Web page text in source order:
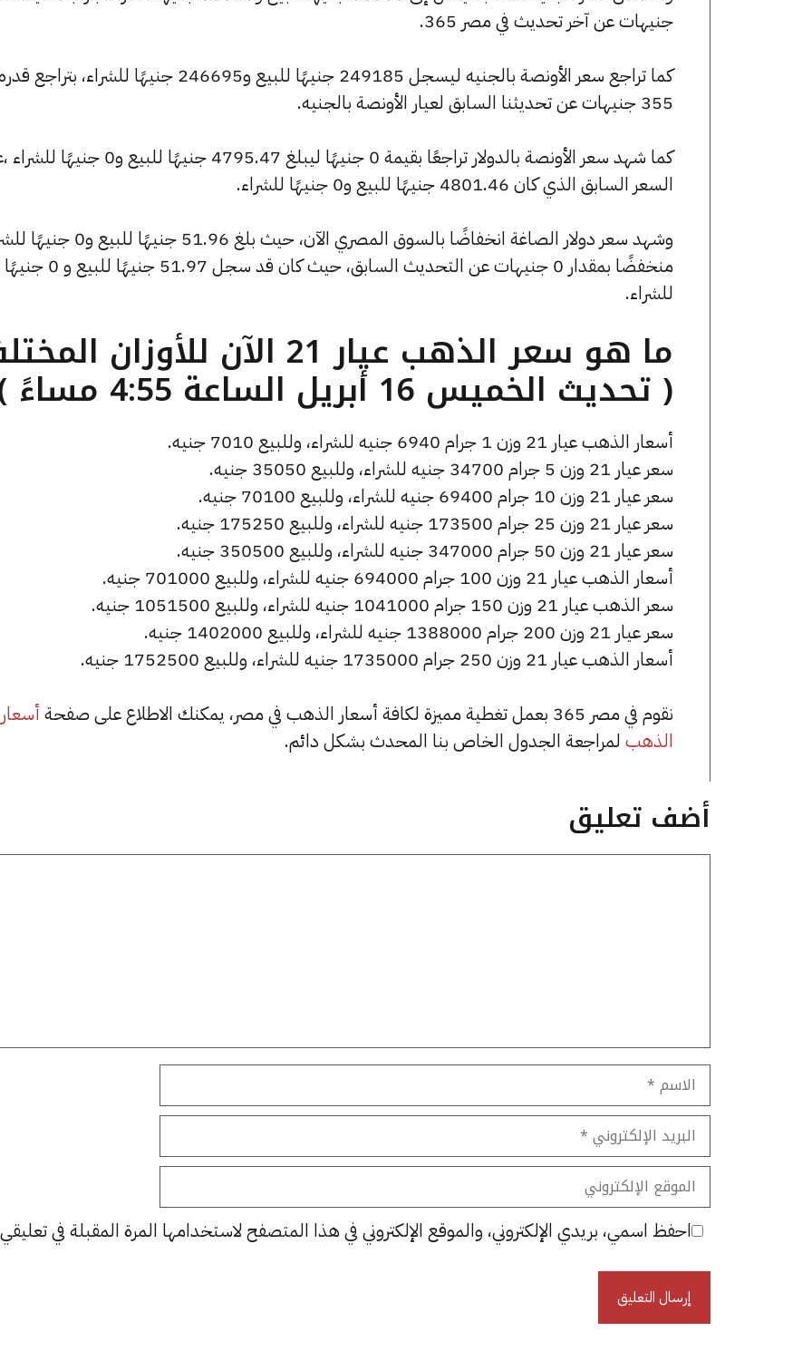
جنيهات عن آخر تحديث في مصر 365.
كما تراجع سعر الأونصة بالجنيه ليسجل 249185 جنيهًا للبيع و246695 جنيهًا للشراء، بتراجع
355 جنيهات عن تحديثنا السابق لعيار الأونصة بالجنيه.
كما شهد سعر الأونصة بالدولار تراجعًا بقيمة 0 جنيهًا ليبلغ 4795.47 جنيهًا للبيع
السعر السابق الذي كان 4801.46 جنيهًا للبيع و0 جنيهًا للشراء.
وشهد سعر دولار الصاغة انخفاضًا بالسوق المصري الآن، حيث بلغ 51.96
منخفضًا بمقدار 0 جنيهات عن التحديث السابق، حيث كان قد سجل 51.97 جنيهًا للبيع و 0 جنيهًا
للشراء.
ما هو سعر الذهب عيار 21 الآن للأوزان
( تحديث الخميس 16 أبريل الساعة 4:55 مساءً )
أسعار الذهب عيار 21 وزن 1 جرام 6940 جنيه للشراء، وللبيع 7010 جنيه.
سعر عيار 21 وزن 5 جرام 34700 جنيه للشراء، وللبيع 35050 جنيه.
سعر عيار 21 وزن 10 جرام 69400 جنيه للشراء، وللبيع 70100 جنيه.
سعر عيار 21 وزن 25 جرام 173500 جنيه للشراء، وللبيع 175250 جنيه.
سعر عيار 21 وزن 50 جرام 347000 جنيه للشراء، وللبيع 350500 جنيه.
أسعار الذهب عيار 21 وزن 100 جرام 694000 جنيه للشراء، وللبيع 701000 جنيه.
سعر الذهب عيار 21 وزن 150 جرام 1041000 جنيه للشراء، وللبيع 1051500 جنيه.
سعر عيار 21 وزن 200 جرام 1388000 جنيه للشراء، وللبيع 1402000 جنيه.
أسعار الذهب عيار 21 وزن 250 جرام 1735000 جنيه للشراء، وللبيع 1752500 جنيه.
نقوم في مصر 365 بعمل تغطية مميزة لكافة أسعار الذهب في مصر، يمكنك الاطلاع على صفحة
أسعار
الذهب لمراجعة الجدول الخاص بنا المحدث بشكل دائم.
أضف تعليق
الاسم
البريد
الإلكتروني
الموقع
الإلكتروني
احفظ اسمي، بريدي الإلكتروني، والموقع الإلكتروني في هذا المتصفح لاستخدامها المرة المقبلة في